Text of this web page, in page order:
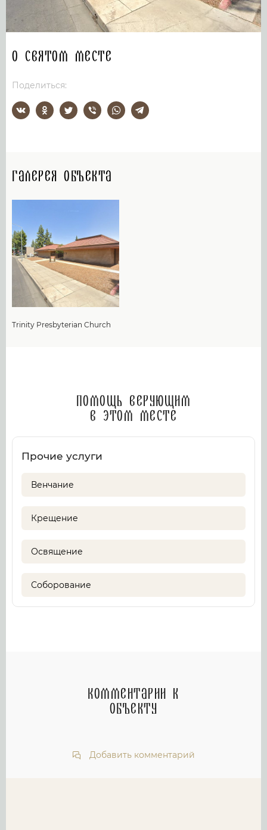
О святом месте
Поделиться:
Галерея объекта
Trinity Presbyterian Church
Помощь верующим
в этом месте
Прочие услуги
Венчание
Крещение
Освящение
Соборование
Комментарии к
объекту
Добавить комментарий